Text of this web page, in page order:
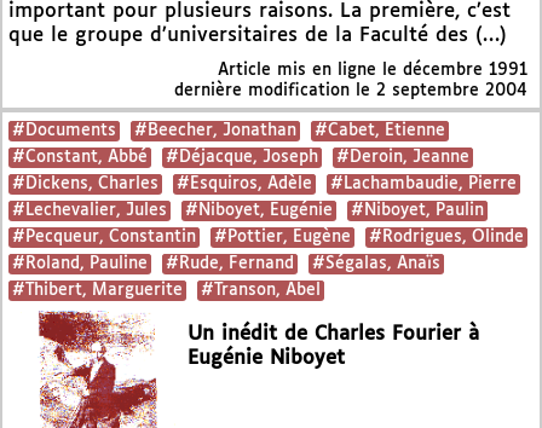
important pour plusieurs raisons. La première, c’est
que le groupe d’universitaires de la Faculté des (…)
Article mis en ligne le décembre 1991
dernière modification le 2 septembre 2004
#Documents #Beecher, Jonathan
#Cabet, Etienne
#Constant, Abbé
#Déjacque, Joseph
#Deroin, Jeanne
#Dickens, Charles
#Esquiros, Adèle
#Lachambaudie, Pierre
#Lechevalier, Jules
#Niboyet, Eugénie
#Niboyet, Paulin
#Pecqueur, Constantin
#Pottier, Eugène
#Rodrigues, Olinde
#Roland, Pauline
#Rude, Fernand
#Ségalas, Anaïs
#Thibert, Marguerite
#Transon, Abel
Un inédit de Charles Fourier à
Eugénie Niboyet